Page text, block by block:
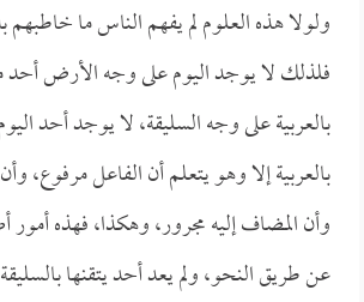
ولولا هذه العلوم لم يفهم الناس ما
فلذلك لا يوجد اليوم على وجه الأرض أحد
بالعربية على وجه السليقة، لا يوجد أحد
بالعربية إلا وهو يتعلم أن الفاعل مرفوع،
وأن المضاف إليه مجرور، وهكذا، فهذه
عن طريق النحو، ولم يعد أحد يتقنها